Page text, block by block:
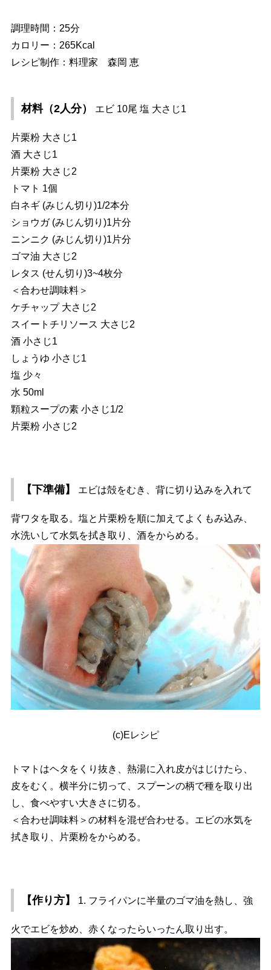
調理時間：25分
カロリー：265Kcal
レシピ制作：料理家 森岡 恵
材料（2人分） エビ 10尾 塩 大さじ1
片栗粉 大さじ1
酒 大さじ1
片栗粉 大さじ2
トマト 1個
白ネギ (みじん切り)1/2本分
ショウガ (みじん切り)1片分
ニンニク (みじん切り)1片分
ゴマ油 大さじ2
レタス (せん切り)3~4枚分
＜合わせ調味料＞
ケチャップ 大さじ2
スイートチリソース 大さじ2
酒 小さじ1
しょうゆ 小さじ1
塩 少々
水 50ml
顆粒スープの素 小さじ1/2
片栗粉 小さじ2
【下準備】 エビは殻をむき、背に切り込みを入れて
背ワタを取る。塩と片栗粉を順に加えてよくもみ込み、
水洗いして水気を拭き取り、酒をからめる。
(c)Eレシピ
トマトはヘタをくり抜き、熱湯に入れ皮がはじけたら、
皮をむく。横半分に切って、スプーンの柄で種を取り出
し、食べやすい大きさに切る。
＜合わせ調味料＞の材料を混ぜ合わせる。エビの水気を
拭き取り、片栗粉をからめる。
【作り方】 1. フライパンに半量のゴマ油を熱し、強
火でエビを炒め、赤くなったらいったん取り出す。